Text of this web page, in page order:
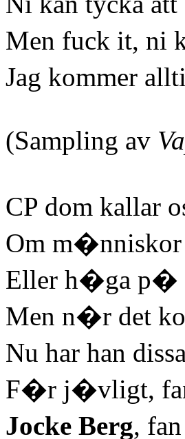
Men fuck it, ni
Jag kommer
(Sampling av
CP dom kallar
Om
Eller h�ga p�
Men n�r det
Nu har han
F�r j�vligt,
Jocke Berg,